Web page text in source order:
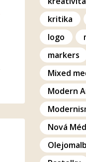
kritika
logo
markers
Mixed
Modern
Nová